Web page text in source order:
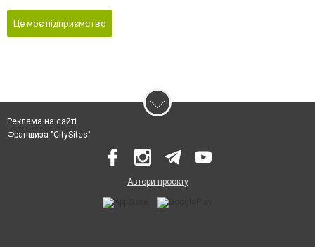
Це моє підприємство
Реклама на сайті
Франшиза "CitySites"
Автори проєкту